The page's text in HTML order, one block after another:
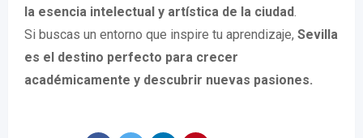
la esencia intelectual y artística de la ciudad.
Si buscas un entorno que inspire tu aprendizaje, Sevilla
es el destino perfecto para crecer
académicamente y descubrir nuevas pasiones.